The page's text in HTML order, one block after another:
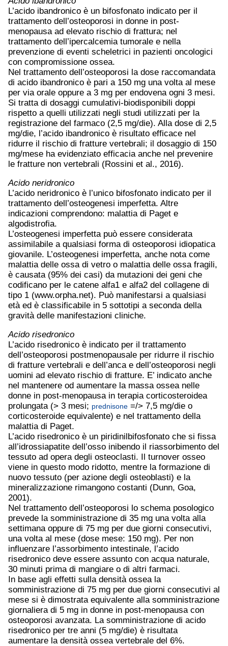
L’acido ibandronico è un bifosfonato indicato per il
trattamento dell’osteoporosi in donne in post-
menopausa ad elevato rischio di frattura; nel
trattamento dell’ipercalcemia tumorale e nella
prevenzione di eventi scheletrici in pazienti oncologici
con compromissione ossea.
Nel trattamento dell’osteoporosi la dose raccomandata
di acido ibandronico è pari a 150 mg una volta al mese
per via orale oppure a 3 mg per endovena ogni 3 mesi.
Si tratta di dosaggi cumulativi-biodisponibili doppi
rispetto a quelli utilizzati negli studi utilizzati per la
registrazione del farmaco (2,5 mg/die). Alla dose di 2,5
mg/die, l’acido ibandronico è risultato efficace nel
ridurre il rischio di fratture vertebrali; il dosaggio di 150
mg/mese ha evidenziato efficacia anche nel prevenire
le fratture non vertebrali (Rossini et al., 2016).
Acido neridronico
L’acido neridronico è l’unico bifosfonato indicato per il
trattamento dell’osteogenesi imperfetta. Altre
indicazioni comprendono: malattia di Paget e
algodistrofia.
L’osteogenesi imperfetta può essere considerata
assimilabile a qualsiasi forma di osteoporosi idiopatica
giovanile. L’osteogenesi imperfetta, anche nota come
malattia delle ossa di vetro o malattia delle ossa fragili,
è causata (95% dei casi) da mutazioni dei geni che
codificano per le catene alfa1 e alfa2 del collagene di
tipo 1 (www.orpha.net). Può manifestarsi a qualsiasi
età ed è classificabile in 5 sottotipi a seconda della
gravità delle manifestazioni cliniche.
Acido risedronico
L’acido risedronico è indicato per il trattamento
dell’osteoporosi postmenopausale per ridurre il rischio
di fratture vertebrali e dell’anca e dell’osteoporosi negli
uomini ad elevato rischio di fratture. E’ indicato anche
nel mantenere od aumentare la massa ossea nelle
donne in post-menopausa in terapia corticosteroidea
prolungata (> 3 mesi; prednisone =/> 7,5 mg/die o
corticosteroide equivalente) e nel trattamento della
malattia di Paget.
L’acido risedronico è un piridinilbifosfonato che si fissa
all’idrossiapatite dell’osso inibendo il riassorbimento del
tessuto ad opera degli osteoclasti. Il turnover osseo
viene in questo modo ridotto, mentre la formazione di
nuovo tessuto (per azione degli osteoblasti) e la
mineralizzazione rimangono costanti (Dunn, Goa,
2001).
Nel trattamento dell’osteoporosi lo schema posologico
prevede la somministrazione di 35 mg una volta alla
settimana oppure di 75 mg per due giorni consecutivi,
una volta al mese (dose mese: 150 mg). Per non
influenzare l’assorbimento intestinale, l’acido
risedronico deve essere assunto con acqua naturale,
30 minuti prima di mangiare o di altri farmaci.
In base agli effetti sulla densità ossea la
somministrazione di 75 mg per due giorni consecutivi al
mese si è dimostrata equivalente alla somministrazione
giornaliera di 5 mg in donne in post-menopausa con
osteoporosi avanzata. La somministrazione di acido
risedronico per tre anni (5 mg/die) è risultata
aumentare la densità ossea vertebrale del 6%.